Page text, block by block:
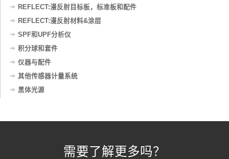
REFLECT:漫反射目标板，标准板和配件
REFLECT:漫反射材料&涂层
SPF和UPF分析仪
积分球和套件
仪器与配件
其他传感器计量系统
黑体光源
需要了解更多吗？